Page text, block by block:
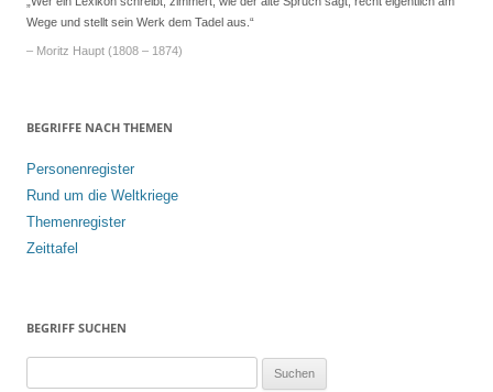
Wege und stellt sein Werk dem Tadel aus.“
– Moritz Haupt (1808 – 1874)
BEGRIFFE NACH THEMEN
Personenregister
Rund um die Weltkriege
Themenregister
Zeittafel
BEGRIFF SUCHEN